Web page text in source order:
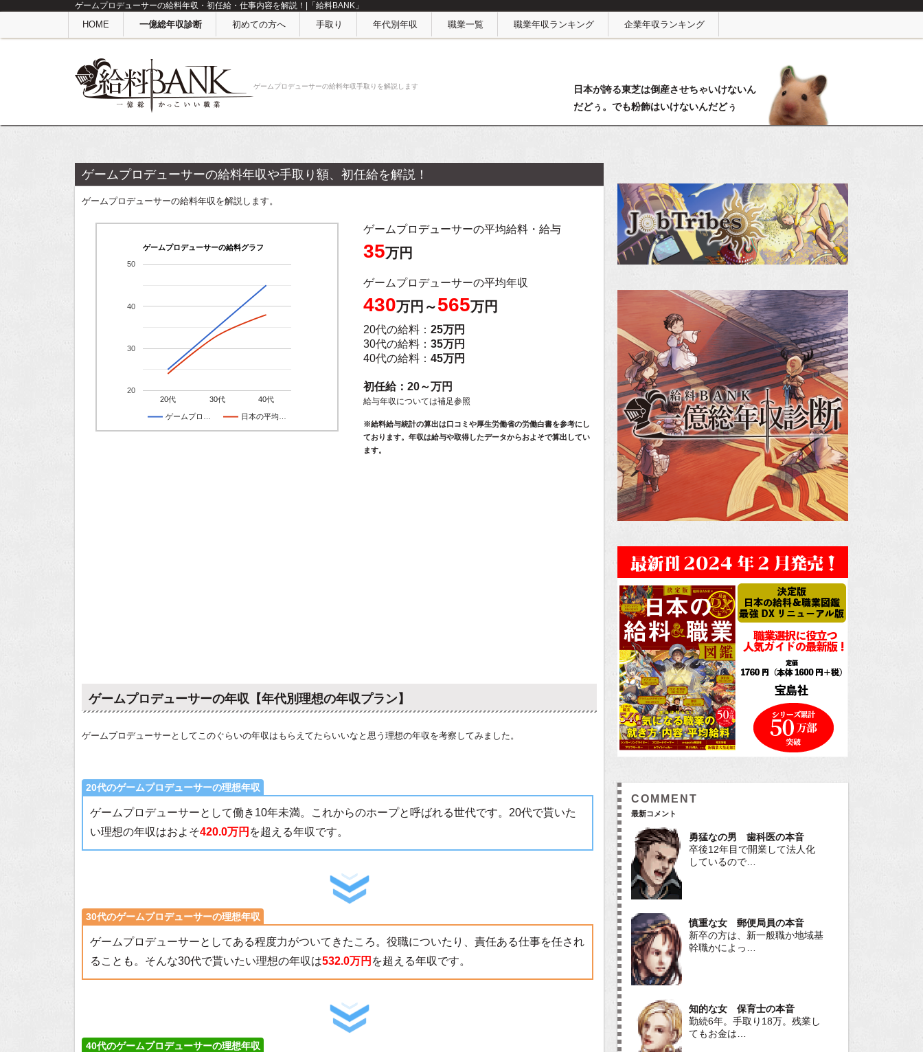
ゲームプロデューサーの給料年収・初任給・仕事内容を解説！|「給料BANK」
HOME 一億総年収診断 初めての方へ 手取り 年代別年収 職業一覧 職業年収ランキング 企業年収ランキング
ゲームプロデューサーの給料年収手取りを解説します
日本が誇る東芝は倒産させちゃいけないん
だどぅ。でも粉飾はいけないんだどぅ
ゲームプロデューサーの給料年収や手取り額、初任給を解説！
ゲームプロデューサーの給料年収を解説します。
ゲームプロデューサーの給料グラフ
ゲームプロ… 日本の平均…
20代 30代 40代
20
30
40
50
ゲームプロデューサーの平均給料・給与
35万円
ゲームプロデューサーの平均年収
430万円～565万円
20代の給料： 25万円
30代の給料： 35万円
40代の給料： 45万円
初任給：20～万円
給与年収については補足参照
※給料給与統計の算出は口コミや厚生労働省の労働白書を参考にし
ております。年収は給与や取得したデータからおよそで算出してい
ます。
ゲームプロデューサーの年収【年代別理想の年収プラン】
ゲームプロデューサーとしてこのぐらいの年収はもらえてたらいいなと思う理想の年収を考察してみました。
20代のゲームプロデューサーの理想年収
ゲームプロデューサーとして働き10年未満。これからのホープと呼ばれる世代です。20代で貰いた
い理想の年収はおよそ420.0万円 を超える年収です。
30代のゲームプロデューサーの理想年収
ゲームプロデューサーとしてある程度力がついてきたころ。役職についたり、責任ある仕事を任され
ることも。そんな30代で貰いたい理想の年収は532.0万円 を超える年収です。
40代のゲームプロデューサーの理想年収
COMMENT
最新コメント
勇猛なの男 歯科医の本音
卒後12年目で開業して法人化
しているので…
慎重な女 郵便局員の本音
新卒の方は、新一般職か地域基
幹職かによっ…
知的な女 保育士の本音
勤続6年。手取り18万。残業し
てもお金は…